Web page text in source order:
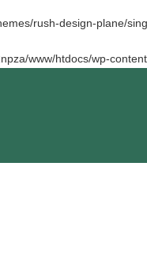
rush-design-plane/
www/htdocs/wp-